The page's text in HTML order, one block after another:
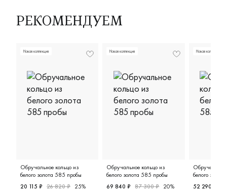
РЕКОМЕНДУЕМ
Новая коллекция
Обручальное кольцо из
белого золота 585 пробы
20 115 ₽ 26 820 ₽ 25%
Новая коллекция
Обручальное кольцо из
белого золота 585 пробы
69 840 ₽ 87 300 ₽ 20%
Новая коллекция
белого
52 290 ₽